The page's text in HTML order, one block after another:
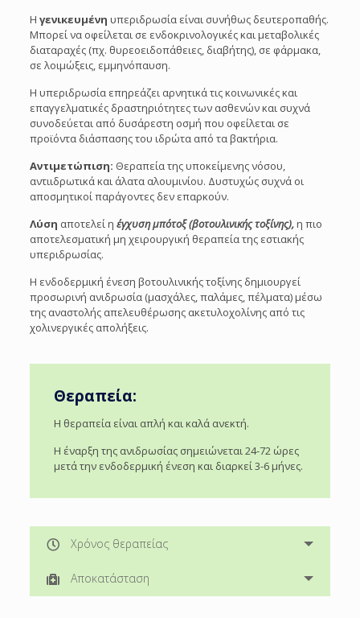
Η γενικευμένη υπεριδρωσία είναι συνήθως δευτεροπαθής.
Μπορεί να οφείλεται σε ενδοκρινολογικές και μεταβολικές
διαταραχές (πχ. θυρεοειδοπάθειες, διαβήτης), σε φάρμακα,
σε λοιμώξεις, εμμηνόπαυση.
Η υπεριδρωσία επηρεάζει αρνητικά τις κοινωνικές και
επαγγελματικές δραστηριότητες των ασθενών και συχνά
συνοδεύεται από δυσάρεστη οσμή που οφείλεται σε
προϊόντα διάσπασης του ιδρώτα από τα βακτήρια.
Αντιμετώπιση: Θεραπεία της υποκείμενης νόσου,
αντιιδρωτικά και άλατα αλουμινίου. Δυστυχώς συχνά οι
αποσμητικοί παράγοντες δεν επαρκούν.
Λύση αποτελεί η έγχυση μπότοξ (βοτουλινικής τοξίνης),η πιο
αποτελεσματική μη χειρουργική θεραπεία της εστιακής
υπεριδρωσίας.
Η ενδοδερμική ένεση βοτουλινικής τοξίνης δημιουργεί
προσωρινή ανιδρωσία (μασχάλες, παλάμες, πέλματα) μέσω
της αναστολής απελευθέρωσης ακετυλοχολίνης από τις
χολινεργικές απολήξεις.
Θεραπεία:
Η θεραπεία είναι απλή και καλά ανεκτή.
Η έναρξη της ανιδρωσίας σημειώνεται 24-72 ώρες
μετά την ενδοδερμική ένεση και διαρκεί 3-6 μήνες.
Xρόνος θεραπείας
Αποκατάσταση